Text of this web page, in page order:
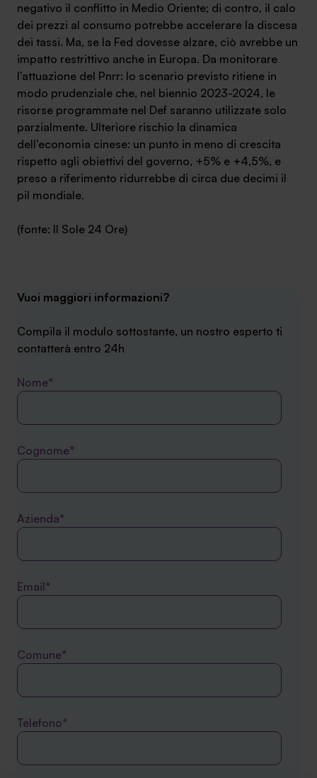
negativo il conflitto in Medio Oriente; di contro, il calo
dei prezzi al consumo potrebbe accelerare la discesa
dei tassi. Ma, se la Fed dovesse alzare, ciò avrebbe un
impatto restrittivo anche in Europa. Da monitorare
l’attuazione del Pnrr: lo scenario previsto ritiene in
modo prudenziale che, nel biennio 2023-2024, le
risorse programmate nel Def saranno utilizzate solo
parzialmente. Ulteriore rischio la dinamica
dell’economia cinese: un punto in meno di crescita
rispetto agli obiettivi del governo, +5% e +4,5%, e
preso a riferimento ridurrebbe di circa due decimi il
pil mondiale.
(fonte: Il Sole 24 Ore)
Vuoi maggiori informazioni?
Compila il modulo sottostante, un nostro esperto ti
contatterà entro 24h
Nome*
Cognome*
Azienda*
Email*
Comune*
Telefono*